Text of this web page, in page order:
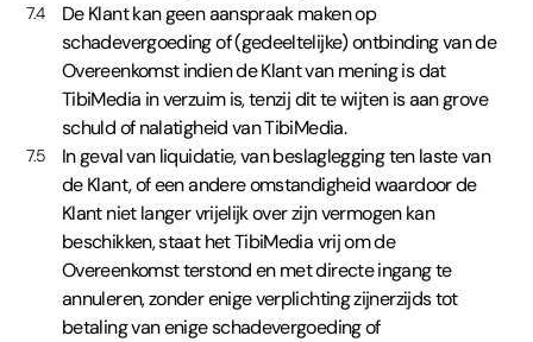
7.4
De Klant kan geen aanspraak maken op
schadevergoeding of (gedeeltelijke) ontbinding van de
Overeenkomst indien de Klant van mening is dat
TibiMedia in verzuim is, tenzij dit te wijten is aan grove
schuld of nalatigheid van TibiMedia.
7.5
In geval van liquidatie, van beslaglegging ten laste van
de Klant, of een andere omstandigheid waardoor de
Klant niet langer vrijelijk over zijn vermogen kan
beschikken, staat het TibiMedia vrij om de
Overeenkomst terstond en met directe ingang te
annuleren, zonder enige verplichting zijnerzijds tot
betaling van enige schadevergoeding of